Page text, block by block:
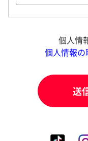
個人情
個人情報
送